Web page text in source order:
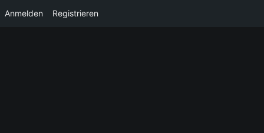
Anmelden Registrieren